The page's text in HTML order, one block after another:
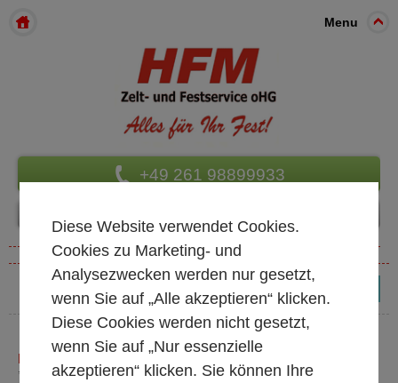
Menu
+49 261 98899933
ESTERNO FÜR IN- & OUTDOOR
* alle Preise exkl. MwSt.
Diese Website verwendet Cookies.
Cookies zu Marketing- und
Analysezwecken werden nur gesetzt,
wenn Sie auf „Alle akzeptieren“ klicken.
Diese Cookies werden nicht gesetzt,
wenn Sie auf „Nur essenzielle
akzeptieren“ klicken. Sie können Ihre